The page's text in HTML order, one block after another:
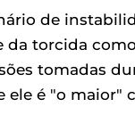
de
torcida
tomadas
é "o maior"